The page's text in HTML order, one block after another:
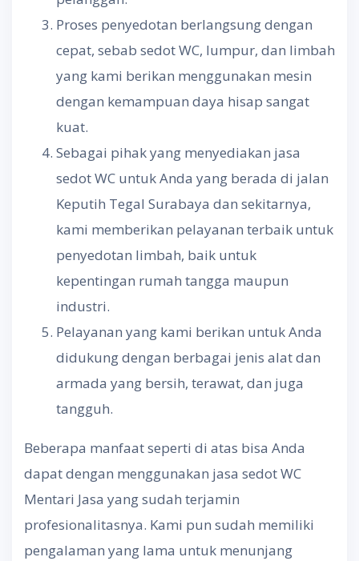
Proses penyedotan berlangsung dengan
cepat, sebab sedot WC, lumpur, dan limbah
yang kami berikan menggunakan mesin
dengan kemampuan daya hisap sangat
kuat.
Sebagai pihak yang menyediakan jasa
sedot WC untuk Anda yang berada di jalan
Keputih Tegal Surabaya dan sekitarnya,
kami memberikan pelayanan terbaik untuk
penyedotan limbah, baik untuk
kepentingan rumah tangga maupun
industri.
Pelayanan yang kami berikan untuk Anda
didukung dengan berbagai jenis alat dan
armada yang bersih, terawat, dan juga
tangguh.
Beberapa manfaat seperti di atas bisa Anda
dapat dengan menggunakan jasa sedot WC
Mentari Jasa yang sudah terjamin
profesionalitasnya. Kami pun sudah memiliki
pengalaman yang lama untuk menunjang